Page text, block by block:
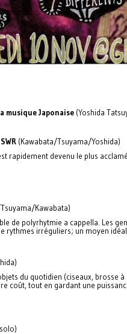
musique Japonaise (Yoshida
(Kawabata/Tsuyama/Yoshida)
rapidement devenu le plus
Kawabata)
de polyrhytmie a cappella. Les
rythmes irréguliers; un moyen
du quotidien (ciseaux, brosse
coût, tout en gardant une